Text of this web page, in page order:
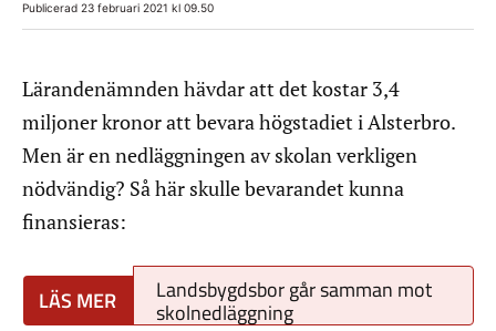
Publicerad 23 februari 2021 kl 09.50
Lärandenämnden hävdar att det kostar 3,4
miljoner kronor att bevara högstadiet i Alsterbro.
Men är en nedläggningen av skolan verkligen
nödvändig? Så här skulle bevarandet kunna
finansieras:
Landsbygdsbor går samman mot
skolnedläggning